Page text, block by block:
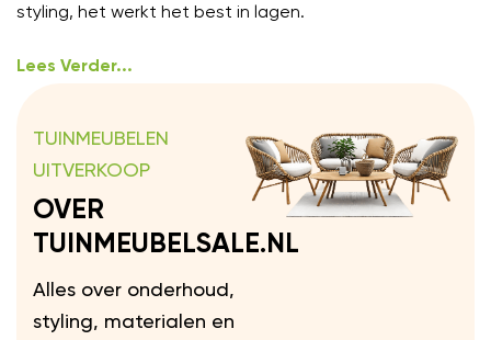
styling, het werkt het best in lagen.
Lees Verder...
TUINMEUBELEN
UITVERKOOP
OVER
TUINMEUBELSALE.NL
Alles over onderhoud,
styling, materialen en